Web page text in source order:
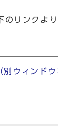
リンクより
ウィンドウ